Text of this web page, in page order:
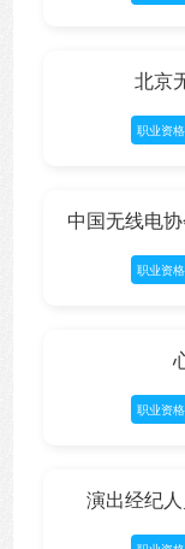
北京
职业资格
中国无线电
职业资格
职业资格
演出经纪